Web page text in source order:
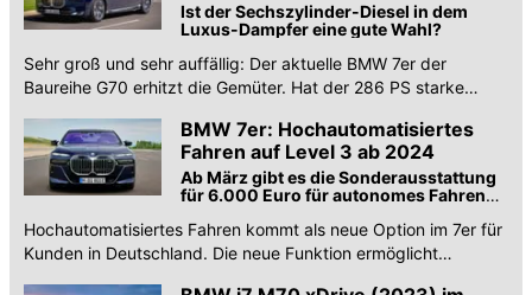
Ist der Sechszylinder-Diesel in dem
Luxus-Dampfer eine gute Wahl?
Sehr groß und sehr auffällig: Der aktuelle BMW 7er der
Baureihe G70 erhitzt die Gemüter. Hat der 286 PS starke
BMW 7er: Hochautomatisiertes
Fahren auf Level 3 ab 2024
Ab März gibt es die Sonderausstattung
für 6.000 Euro für autonomes Fahren
Hochautomatisiertes Fahren kommt als neue Option im 7er für
Kunden in Deutschland. Die neue Funktion ermöglicht